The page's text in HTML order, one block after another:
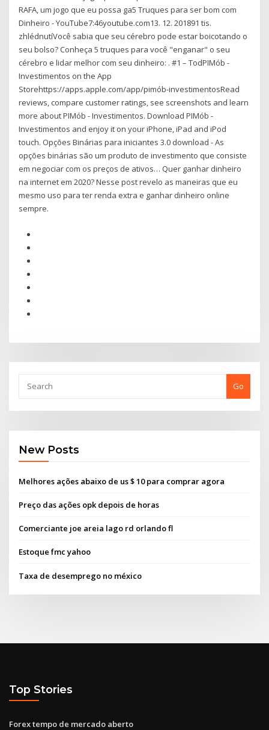
RAFA, um jogo que eu possa ga5 Truques para ser bom com
Dinheiro - YouTube7:46youtube.com13. 12. 201891 tis.
zhlédnutíVocê sabia que seu cérebro pode estar boicotando o
seu bolso? Conheça 5 truques para você "enganar" o seu
cérebro e lidar melhor com seu dinheiro: . #1 – Tod‎PIMób -
Investimentos on the App
Storehttps://apps.apple.com/app/pimób-investimentos‎Read
reviews, compare customer ratings, see screenshots and learn
more about PIMób - Investimentos. Download PIMób -
Investimentos and enjoy it on your iPhone, iPad and iPod
touch. Opções Binárias para iniciantes 3.0 download - As
opções binárias são um produto de investimento que consiste
em negociar com os preços de ativos… Quer ganhar dinheiro
na internet em 2020? Nesse post revelo as maneiras que eu
mesmo uso para ter renda extra e ganhar dinheiro online
sempre.
Go
New Posts
Melhores ações abaixo de us $ 10 para comprar agora
Preço das ações opk depois de horas
Comerciante joe areia lago rd orlando fl
Estoque fmc yahoo
Taxa de desemprego no méxico
Top Stories
Forex tempo de mercado aberto